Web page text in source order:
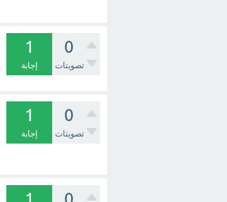
0
تصويتات
1
إجابة
0
تصويتات
1
إجابة